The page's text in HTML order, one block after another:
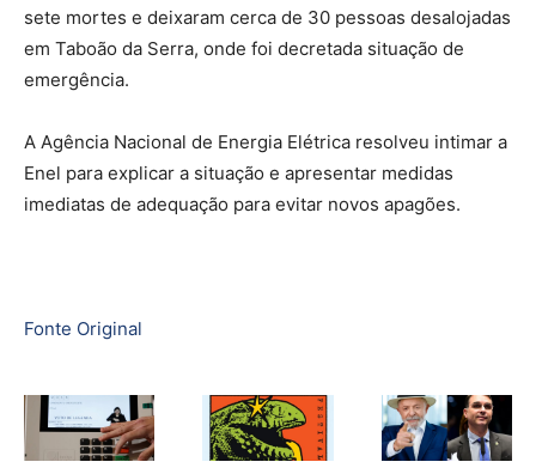
sete mortes e deixaram cerca de 30 pessoas desalojadas
em Taboão da Serra, onde foi decretada situação de
emergência.
A Agência Nacional de Energia Elétrica resolveu intimar a
Enel para explicar a situação e apresentar medidas
imediatas de adequação para evitar novos apagões.
Fonte Original